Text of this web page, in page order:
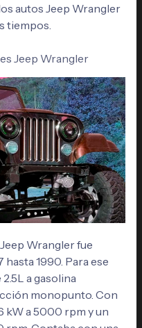
autos Jeep Wrangler
tiempos.
Jeep Wrangler
Wrangler fue
1990. Para ese
a gasolina
monopunto. Con
kW a 5000 rpm y un